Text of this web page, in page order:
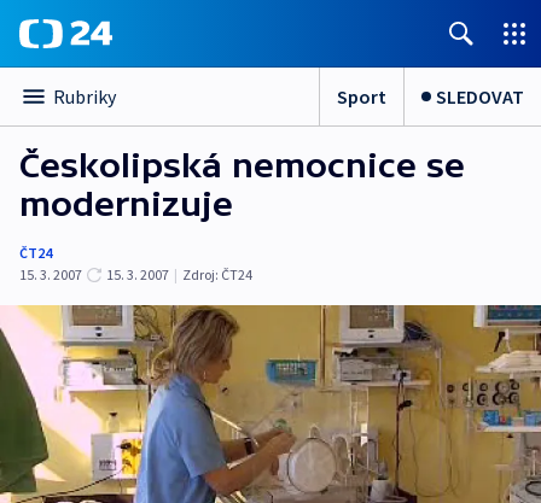
Rubriky Sport SLEDOVAT
Českolipská nemocnice se
modernizuje
ČT24
15. 3. 2007
15. 3. 2007 | Zdroj: ČT24